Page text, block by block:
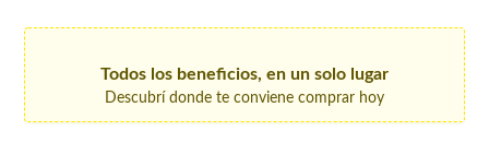
Todos los beneficios, en un solo lugar
Descubrí donde te conviene comprar hoy